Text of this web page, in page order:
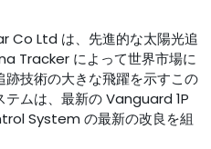
Co Ltd は、先進的な太陽光追
Tracker によって世界市場に
技術の大きな飛躍を示すこの
テムは、最新の Vanguard 1P
System の最新の改良を組